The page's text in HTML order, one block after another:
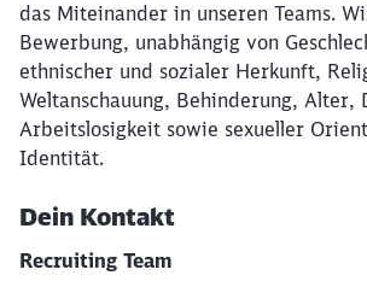
das Miteinander in unseren Teams.
Bewerbung, unabhängig von
ethnischer und sozialer Herkunft,
Weltanschauung, Behinderung, Alter,
Arbeitslosigkeit sowie sexueller
Identität.
Dein Kontakt
Recruiting Team